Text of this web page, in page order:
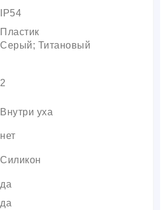
IP54
Пластик
Серый; Титановый
2
Внутри уха
нет
Силикон
да
да